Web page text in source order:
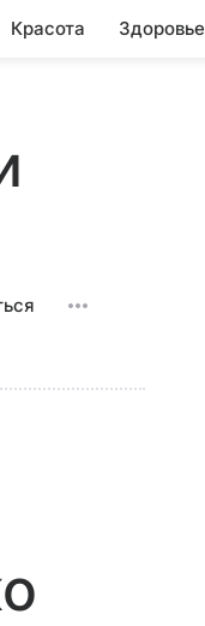
Красота Здоровье